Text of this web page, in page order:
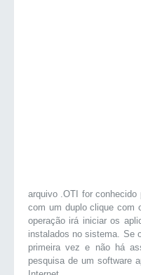
arquivo .OTI for
com um duplo clique com
operação irá iniciar os
instalados no sistema. Se
primeira vez e não há
pesquisa de um software